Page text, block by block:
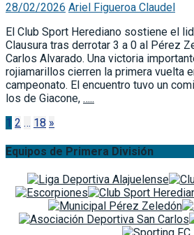
28/02/2026 Ariel Figueroa Claudel
El Club Sport Herediano sostiene el
Clausura tras derrotar 3 a 0 al Pérez
Carlos Alvarado. Una victoria
rojiamarillos cierren la primera vuelta
campeonato. El encuentro tuvo un
los de Giacone, …..
Paginación
de
entradas
1 2 … 18 »
Equipos de Primera División